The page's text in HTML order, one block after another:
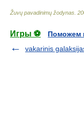
Žuvų pavadinimų žodynas
Игры ⚽
Поможем
vakarinis